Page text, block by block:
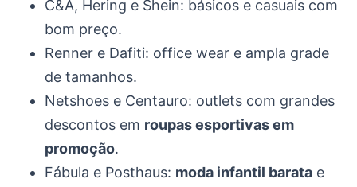
C&A, Hering e Shein: básicos e casuais com
bom preço.
Renner e Dafiti: office wear e ampla grade
de tamanhos.
Netshoes e Centauro: outlets com grandes
descontos em roupas esportivas em
promoção.
Fábula e Posthaus: moda infantil barata e